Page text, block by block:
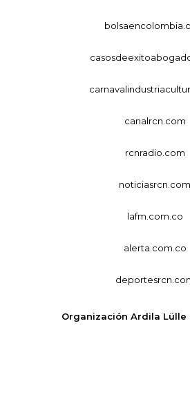
canalrcn.com
rcnradio.com
noticiasrcn.com
lafm.com.co
alerta.com.co
Organización Ardila Lülle